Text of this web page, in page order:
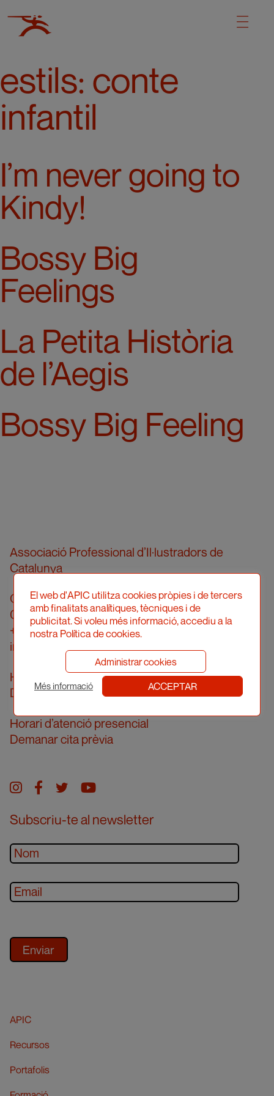
estils: conte
infantil
I’m never going to
Kindy!
Bossy Big
Feelings
La Petita Història
de l’Aegis
Bossy Big Feeling
Associació Professional d’Il·lustradors de
Catalunya
Carrer Londres, 96, pral. 2a
08036 Barcelona
+34 934 161 474
info@apic.cat
Horari d’atenció telefònica
De dilluns a divendres de 10 a 14h
Horari d’atenció presencial
Demanar cita prèvia
Instagram
facebook
twitteryoutube
Subscriu-te al newsletter
APIC
Recursos
Portafolis
El web d'APIC utilitza cookies pròpies i de tercers
amb finalitats analítiques, tècniques i de
publicitat. Si voleu més informació, accediu a la
nostra Política de cookies.
Administrar cookies
Més informació ACCEPTAR